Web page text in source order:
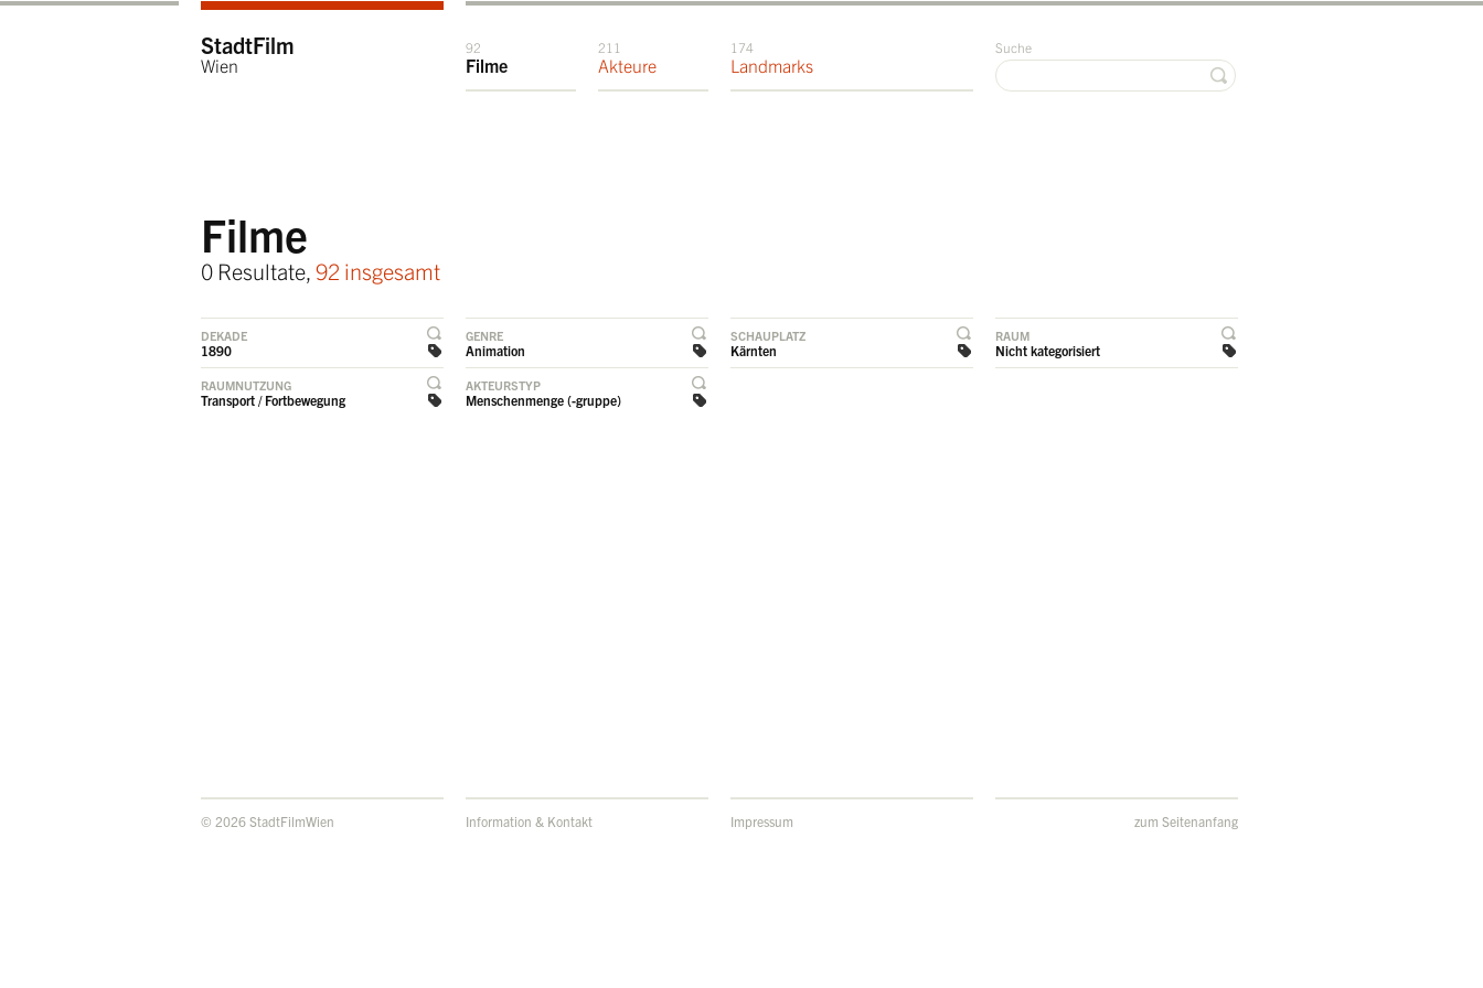
StadtFilm
Wien
92
Filme
211
Akteure
174
Landmarks
Suche
Filme
0 Resultate, 92 insgesamt
DEKADE
1890
GENRE
Animation
SCHAUPLATZ
Kärnten
RAUM
Nicht kategorisiert
RAUMNUTZUNG
Transport / Fortbewegung
AKTEURSTYP
Menschenmenge (-gruppe)
© 2026 StadtFilmWien Information & Kontakt Impressum zum Seitenanfang